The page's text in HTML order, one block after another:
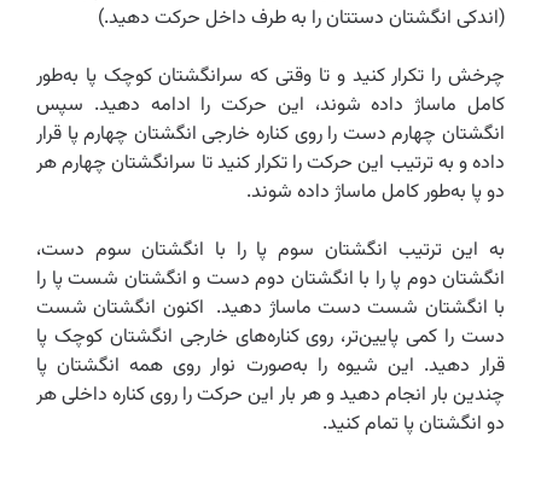
(اندکی انگشتان دستتان را به طرف داخل حرکت دهید.)
چرخش را تکرار کنید و تا وقتی که سرانگشتان کوچک پا به‌طور
کامل ماساژ داده شوند، این حرکت را ادامه دهید. سپس
انگشتان چهارم دست را روی کناره خارجی انگشتان چهارم پا قرار
داده و به ترتیب این حرکت را تکرار کنید تا سرانگشتان چهارم هر
دو پا به‌طور کامل ماساژ داده شوند.
به این ترتیب انگشتان سوم پا را با انگشتان سوم دست،
انگشتان دوم پا را با انگشتان دوم دست و انگشتان شست پا را
با انگشتان شست دست ماساژ دهید. اکنون انگشتان شست
دست را کمی پایین‌تر، روی کناره‌های خارجی انگشتان کوچک پا
قرار دهید. این شیوه را به‌صورت نوار روی همه انگشتان پا
چندین بار انجام دهید و هر بار این حرکت را روی کناره داخلی هر
دو انگشتان پا تمام کنید.